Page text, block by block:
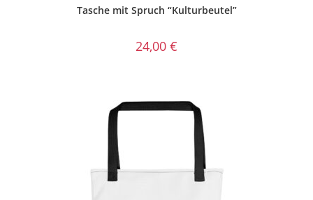
Tasche mit Spruch “Kulturbeutel”
24,00 €